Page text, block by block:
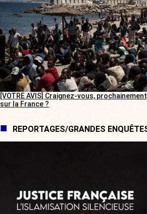
[VOTRE AVIS] Craignez-vous,
sur la France ?
REPORTAGES/GRANDES